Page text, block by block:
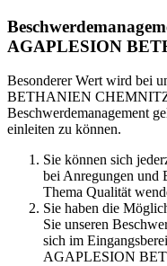
AGAPLESION
Besonderer Wert wird bei
BETHANIEN CHEMNITZ
Beschwerdemanagement
einleiten zu können.
Sie können sich
bei Anregungen und
Thema Qualität
Sie haben die
Sie unseren
sich im
AGAPLESION